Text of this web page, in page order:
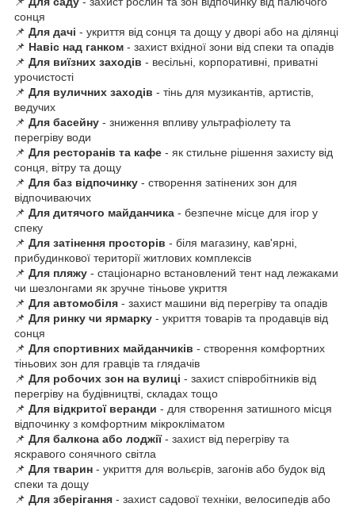
сонця
📌 Для дачі - укриття від сонця та дощу у дворі або на ділянці
📌 Навіс над ганком - захист вхідної зони від спеки та опадів
📌 Для виїзних заходів - весільні, корпоративні, приватні
урочистості
📌 Для вуличних заходів - тінь для музикантів, артистів,
ведучих
📌 Для басейну - зниження впливу ультрафіолету та
перегріву води
📌 Для ресторанів та кафе - як стильне рішення захисту від
сонця, вітру та дощу
📌 Для баз відпочинку - створення затінених зон для
відпочиваючих
📌 Для дитячого майданчика - безпечне місце для ігор у
спеку
📌 Для затінення просторів - біля магазину, кав'ярні,
прибудинкової території житлових комплексів
📌 Для пляжу - стаціонарно встановлений тент над лежаками
чи шезлонгами як зручне тіньове укриття
📌 Для автомобіля - захист машини від перегріву та опадів
📌 Для ринку чи ярмарку - укриття товарів та продавців від
сонця
📌 Для спортивних майданчиків - створення комфортних
тіньових зон для гравців та глядачів
📌 Для робочих зон на вулиці - захист співробітників від
перегріву на будівництві, складах тощо
📌 Для відкритої веранди - для створення затишного місця
відпочинку з комфортним мікрокліматом
📌 Для балкона або лоджії- захист від перегріву та
яскравого сонячного світла
📌 Для тварин - укриття для вольєрів, загонів або будок від
спеки та дощу
📌 Для зберігання - захист садової техніки, велосипедів або